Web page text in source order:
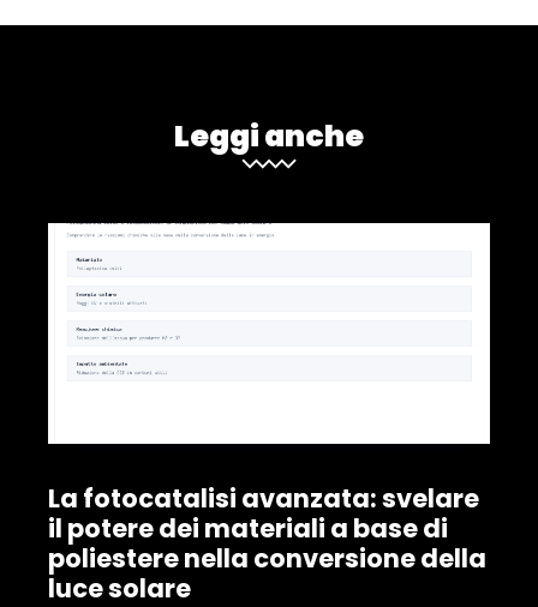
Leggi anche
La fotocatalisi avanzata: svelare
il potere dei materiali a base di
poliestere nella conversione della
luce solare